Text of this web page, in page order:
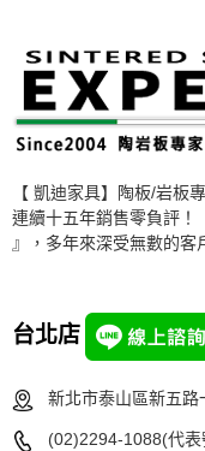
【 凱迪家具】陶板/岩板
連續十五年銷售零負評！
』，多年來深受無數的客
台北店
新北市泰山區新五路
(02)2294-1088(代表